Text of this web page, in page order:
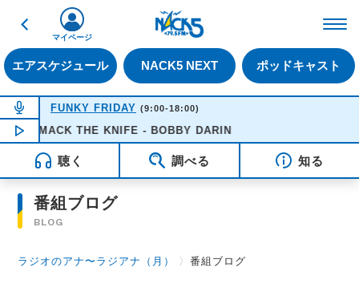
戻る
エアスケジュール NACK5 NEXT ポッドキャスト
マイページ
NOW ON AIR
FUNKY FRIDAY (9:00-18:00)
NOW PLAYING 16:51
MACK THE KNIFE - BOBBY DARIN
聴く 調べる 知る
番組ブログ
BLOG
ラジオのアナ〜ラジアナ（月） 〉番組ブログ